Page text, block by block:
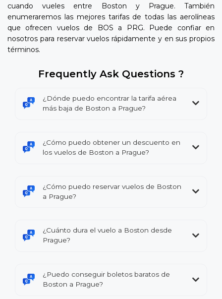
cuando vueles entre Boston y Prague. También
enumeraremos las mejores tarifas de todas las aerolíneas
que ofrecen vuelos de BOS a PRG. Puede confiar en
nosotros para reservar vuelos rápidamente y en sus propios
términos.
Frequently Ask Questions ?
¿Dónde puedo encontrar la tarifa aérea
más baja de Boston a Prague?
¿Cómo puedo obtener un descuento en
los vuelos de Boston a Prague?
¿Cómo puedo reservar vuelos de Boston
a Prague?
¿Cuánto dura el vuelo a Boston desde
Prague?
¿Puedo conseguir boletos baratos de
Boston a Prague?